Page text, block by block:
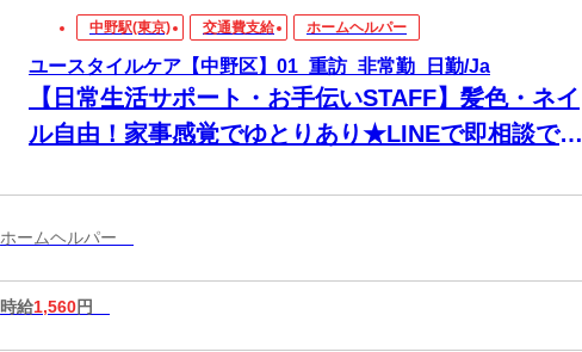
中野駅(東京) 交通費支給 ホームヘルパー
ユースタイルケア【中野区】01_重訪_非常勤_日勤/Ja
【日常生活サポート・お手伝いSTAFF】髪色・ネイ
ル自由！家事感覚でゆとりあり★LINEで即相談でき
ホームヘルパー
時給1,560円